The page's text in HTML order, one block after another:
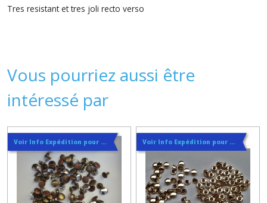
Tres resistant et tres joli recto verso
Vous pourriez aussi être
intéressé par
Voir Info Expédition pour Régler les Frais de Port au Meilleur Prix , En haut d'ecran à Droite Voir Info Expédition pour Régler les Frais de Port au Meilleur Prix , En haut d'ecran à Droite